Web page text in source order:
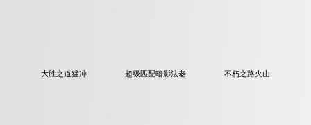
大胜之道猛冲 超级匹配暗影法老 不朽之路火山